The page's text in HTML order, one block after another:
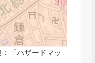
：「ハザードマッ